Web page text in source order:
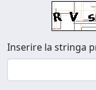
Inserire la stringa